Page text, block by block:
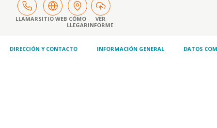
LLAMARSITIO WEB CÓMO
LLEGAR
VER
INFORME
DIRECCIÓN Y CONTACTO INFORMACIÓN GENERAL DATOS